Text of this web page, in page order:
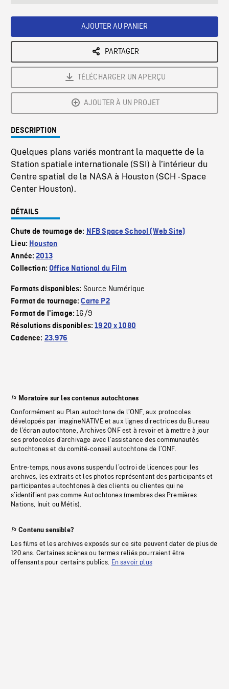
AJOUTER AU PANIER
PARTAGER
TÉLÉCHARGER UN APERÇU
AJOUTER À UN PROJET
DESCRIPTION
Quelques plans variés montrant la maquette de la
Station spatiale internationale (SSI) à l’intérieur du
Centre spatial de la NASA à Houston (SCH - Space
Center Houston).
DÉTAILS
Chute de tournage de: NFB Space School (Web Site)
Lieu: Houston
Année:2013
Collection:Office National du Film
Formats disponibles: Source Numérique
Format de tournage:Carte P2
Format de l'image:16/9
Résolutions disponibles:1920 x 1080
Cadence: 23.976
Moratoire sur les contenus autochtones
Conformément au Plan autochtone de l’ONF, aux protocoles
développés par imagineNATIVE et aux lignes directrices du Bureau
de l’écran autochtone, Archives ONF est à revoir et à mettre à jour
ses protocoles d’archivage avec l’assistance des communautés
autochtones et du comité-conseil autochtone de l’ONF.
Entre-temps, nous avons suspendu l’octroi de licences pour les
archives, les extraits et les photos représentant des participants et
participantes autochtones à des clients ou clientes qui ne
s’identifient pas comme Autochtones (membres des Premières
Nations, Inuit ou Métis).
Contenu sensible?
Les films et les archives exposés sur ce site peuvent dater de plus de
120 ans. Certaines scènes ou termes reliés pourraient être
offensants pour certains publics. En savoir plus